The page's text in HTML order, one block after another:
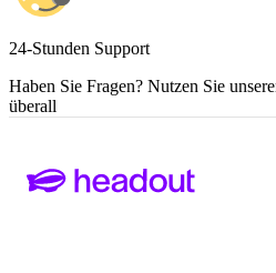
24-Stunden Support
Haben Sie Fragen? Nutzen Sie
überall